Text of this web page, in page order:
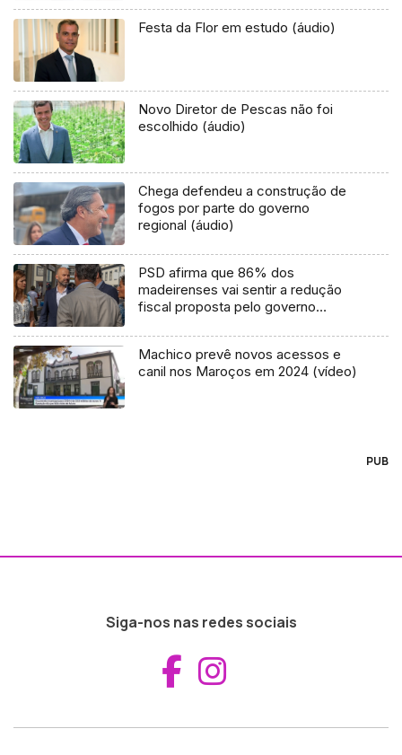
Festa da Flor em estudo (áudio)
Novo Diretor de Pescas não foi
escolhido (áudio)
Chega defendeu a construção de
fogos por parte do governo
regional (áudio)
PSD afirma que 86% dos
madeirenses vai sentir a redução
fiscal proposta pelo governo
Machico prevê novos acessos e
canil nos Maroços em 2024 (vídeo)
PUB
Siga-nos nas redes sociais
Aceder ao